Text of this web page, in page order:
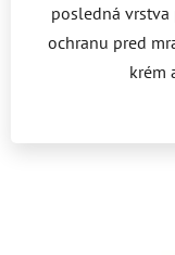
posledná vrstva
ochranu pred
krém